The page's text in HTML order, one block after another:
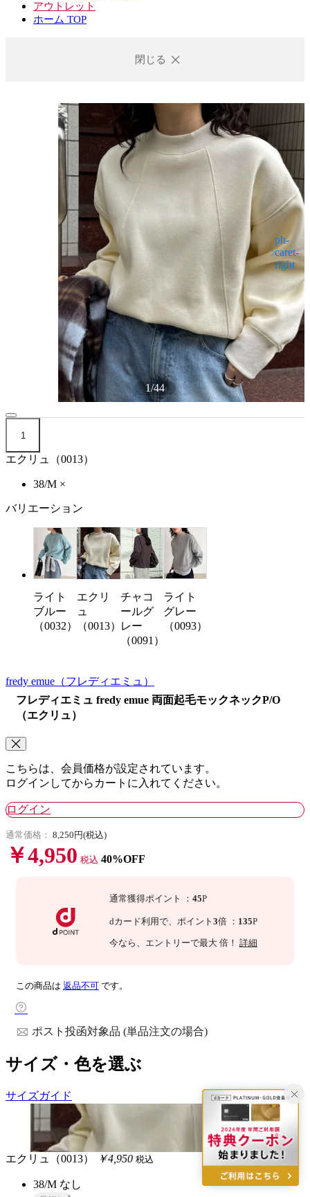
アウトレット
ホーム TOP
閉じる
1/44
1
エクリュ（0013）
38/M ×
バリエーション
ライト
ブルー
（0032）
エクリ
ュ
（0013）
チャコ
ールグ
レー
（0091）
ライト
グレー
（0093）
fredy emue （フレディエミュ）
フレディエミュ fredy emue 両面起毛モックネックP/O
（エクリュ）
こちらは、会員価格が設定されています。
ログインしてからカートに入れてください。
ログイン
通常価格： 8,250円(税込)
￥4,950 税込 40%OFF
通常獲得ポイント ： 45P
dカード利用で、 ポイント 3倍 ： 135P
今なら 、エントリーで最大 倍！ 詳細
この商品は 返品不可 です。
ポスト投函対象品 (単品注文の場合)
サイズ・色を選ぶ
サイズガイド
エクリュ（0013） ￥4,950 税込
38/M なし